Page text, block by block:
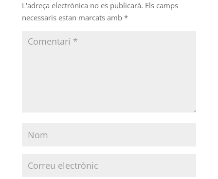
L'adreça electrònica no es publicarà. Els camps
necessaris estan marcats amb *